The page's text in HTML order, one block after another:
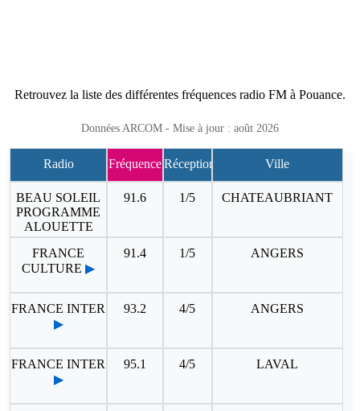
Retrouvez la liste des différentes fréquences radio FM à Pouance.
Données ARCOM - Mise à jour : août 2026
Radio FréquenceRéception Ville
BEAU SOLEIL
PROGRAMME
ALOUETTE
91.6 1/5 CHATEAUBRIANT
FRANCE
CULTURE ▶
91.4 1/5 ANGERS
FRANCE INTER
▶
93.2 4/5 ANGERS
FRANCE INTER
▶
95.1 4/5 LAVAL